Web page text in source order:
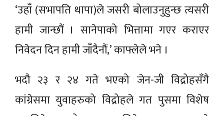
‘उहाँ (सभापति थापा)ले जसरी बोलाउनुहुन्छ त्यसरी
हामी जान्छौं । सानेपाको भित्तामा गएर कराएर
निवेदन दिन हामी जाँदैनौं,’ काफ्लेले भने ।
भदौ २३ र २४ गते भएको जेन-जी विद्रोहसँगै
कांग्रेसमा युवाहरुको विद्रोहले गत पुसमा विशेष